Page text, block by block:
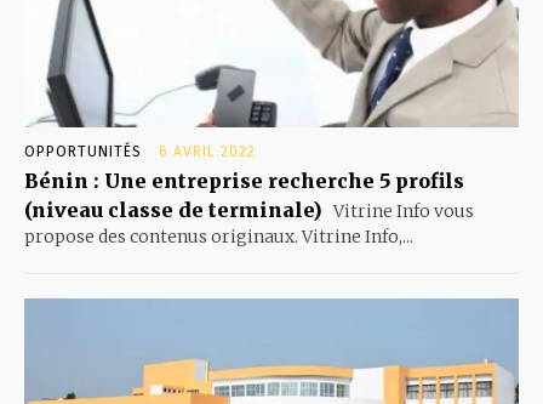
OPPORTUNITÉS 6 AVRIL 2022
Bénin : Une entreprise recherche 5 profils
(niveau classe de terminale) Vitrine Info vous
propose des contenus originaux. Vitrine Info,...